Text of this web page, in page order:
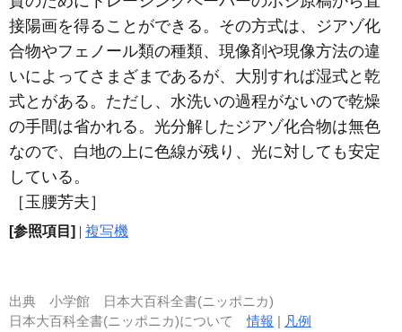
接陽画を得ることができる。その方式は、ジアゾ化
合物やフェノール類の種類、現像剤や現像方法の違
いによってさまざまであるが、大別すれば湿式と乾
式とがある。ただし、水洗いの過程がないので乾燥
の手間は省かれる。光分解したジアゾ化合物は無色
なので、白地の上に色線が残り、光に対しても安定
している。
［玉腰芳夫］
[参照項目] | 複写機
出典 小学館 日本大百科全書(ニッポニカ)
日本大百科全書(ニッポニカ)について情報 | 凡例